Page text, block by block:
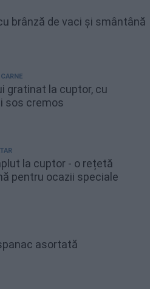
brânză de vaci și smântână
gratinat la cuptor, cu
sos cremos
la cuptor - o rețetă
pentru ocazii speciale
asortată